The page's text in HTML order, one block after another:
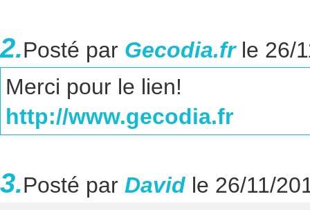
2.Posté par Gecodia.fr le 26/
Merci pour le lien!
http://www.gecodia.fr
3.Posté parDavid le 26/11/